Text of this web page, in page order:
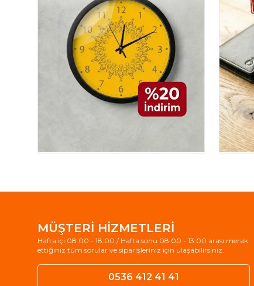
MÜŞTERİ HİZMETLERİ
Hafta içi 08:00 - 18:00 / Hafta sonu 08:00 - 13:00 arası merak
ettiğiniz tüm sorular ve siparişleriniz için ulaşabilirsiniz.
0536 412 41 41